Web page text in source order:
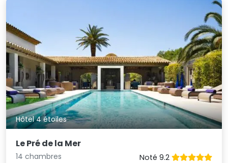
Hôtel 4 étoiles
Le Pré de la Mer
14 chambres
Noté 9.2